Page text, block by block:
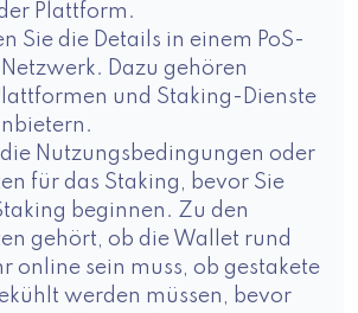
Plattform.
Sie die Details in einem PoS-
Dazu gehören
und Staking-Dienste
die Nutzungsbedingungen oder
für das Staking, bevor Sie
beginnen. Zu den
gehört, ob die Wallet rund
online sein muss, ob gestakete
werden müssen, bevor